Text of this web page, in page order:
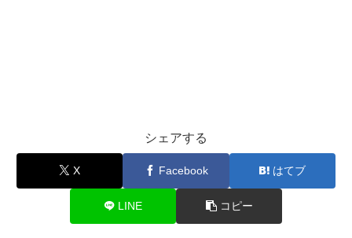
シェアする
X Facebook はてブ
LINE コピー